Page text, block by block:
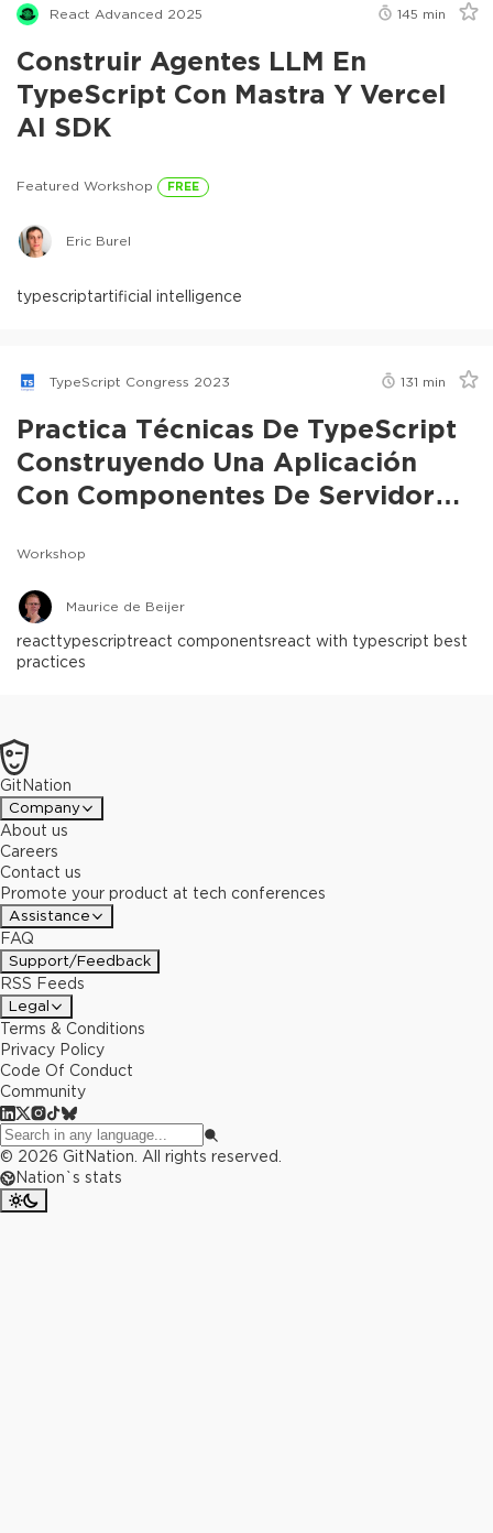
React Advanced 2025 145 min
Construir Agentes LLM En
TypeScript Con Mastra Y Vercel
AI SDK
Featured Workshop FREE
Eric Burel
typescriptartificial intelligence
TypeScript Congress 2023 131 min
Practica Técnicas De TypeScript
Construyendo Una Aplicación
Con Componentes De Servidor
Workshop
Maurice de Beijer
reacttypescriptreact componentsreact with typescript best
practices
GitNation
Company
About us
Careers
Contact us
Promote your product at tech conferences
Assistance
FAQ
Support/Feedback
RSS Feeds
Legal
Terms & Conditions
Privacy Policy
Code Of Conduct
Community
© 2026 GitNation. All rights reserved.
Nation`s stats